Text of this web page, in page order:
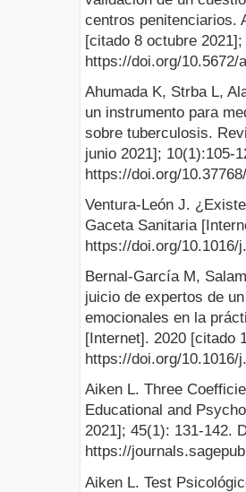
centros penitenciarios.
[citado 8 octubre
https://doi.org/10.5672/
Ahumada K, Strba L,
un instrumento para
sobre tuberculosis.
junio 2021]; 10(1):105-
https://doi.org/
Ventura-León J.
Gaceta Sanitaria
https://doi.org/10.1016/
Bernal-García M,
juicio de expertos de
emocionales en la
[Internet]. 2020 [citado
https://doi.org/10.1016/
Aiken L. Three
Educational and
2021]; 45(1): 131-142.
https://
Aiken L. Test